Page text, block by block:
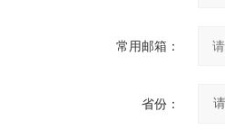
常用邮箱：
省份：